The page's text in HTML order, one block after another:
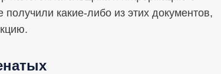
какие-либо из этих документов,